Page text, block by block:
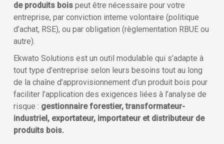
de produits boispeut être nécessaire pour votre
entreprise, par conviction interne volontaire (politique
d’achat, RSE), ou par obligation (règlementation RBUE ou
autre).
Ekwato Solutions est un outil modulable qui s’adapte à
tout type d’entreprise selon leurs besoins tout au long
de la chaîne d’approvisionnement d’un produit bois pour
faciliter l’application des exigences liées à l’analyse de
risque : gestionnaire forestier, transformateur-
industriel, exportateur, importateur et distributeur de
produits bois.